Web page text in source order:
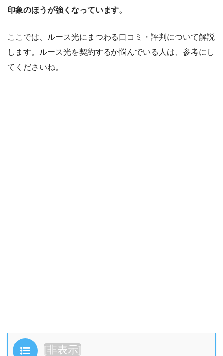
印象のほうが強くなっています。
ここでは、ルース光にまつわる口コミ・評判について解説
します。ルース光を契約するか悩んでいる人は、参考にし
てくださいね。
目次 [非表示]